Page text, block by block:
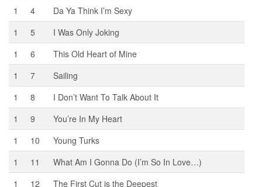
1
4
Da Ya Think I’m Sexy
1
5
I Was Only Joking
1
6
This Old Heart of Mine
1
7
Sailing
1
8
I Don’t Want To Talk About It
1
9
You’re In My Heart
1
10
Young Turks
1
11
What Am I Gonna Do (I’m So In Love…)
1
12
The First Cut is the Deepest